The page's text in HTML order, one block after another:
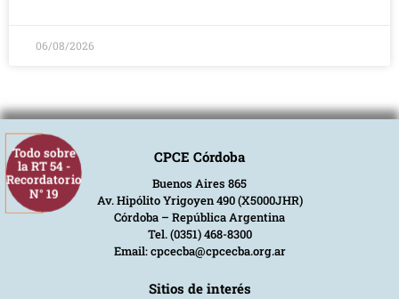
Todo sobre
la RT 54 -
Recordatorio
N° 19
06/08/2026
CPCE Córdoba
Buenos Aires 865
Av. Hipólito Yrigoyen 490 (X5000JHR)
Córdoba – República Argentina
Tel. (0351) 468-8300
Email: cpcecba@cpcecba.org.ar
Sitios de interés